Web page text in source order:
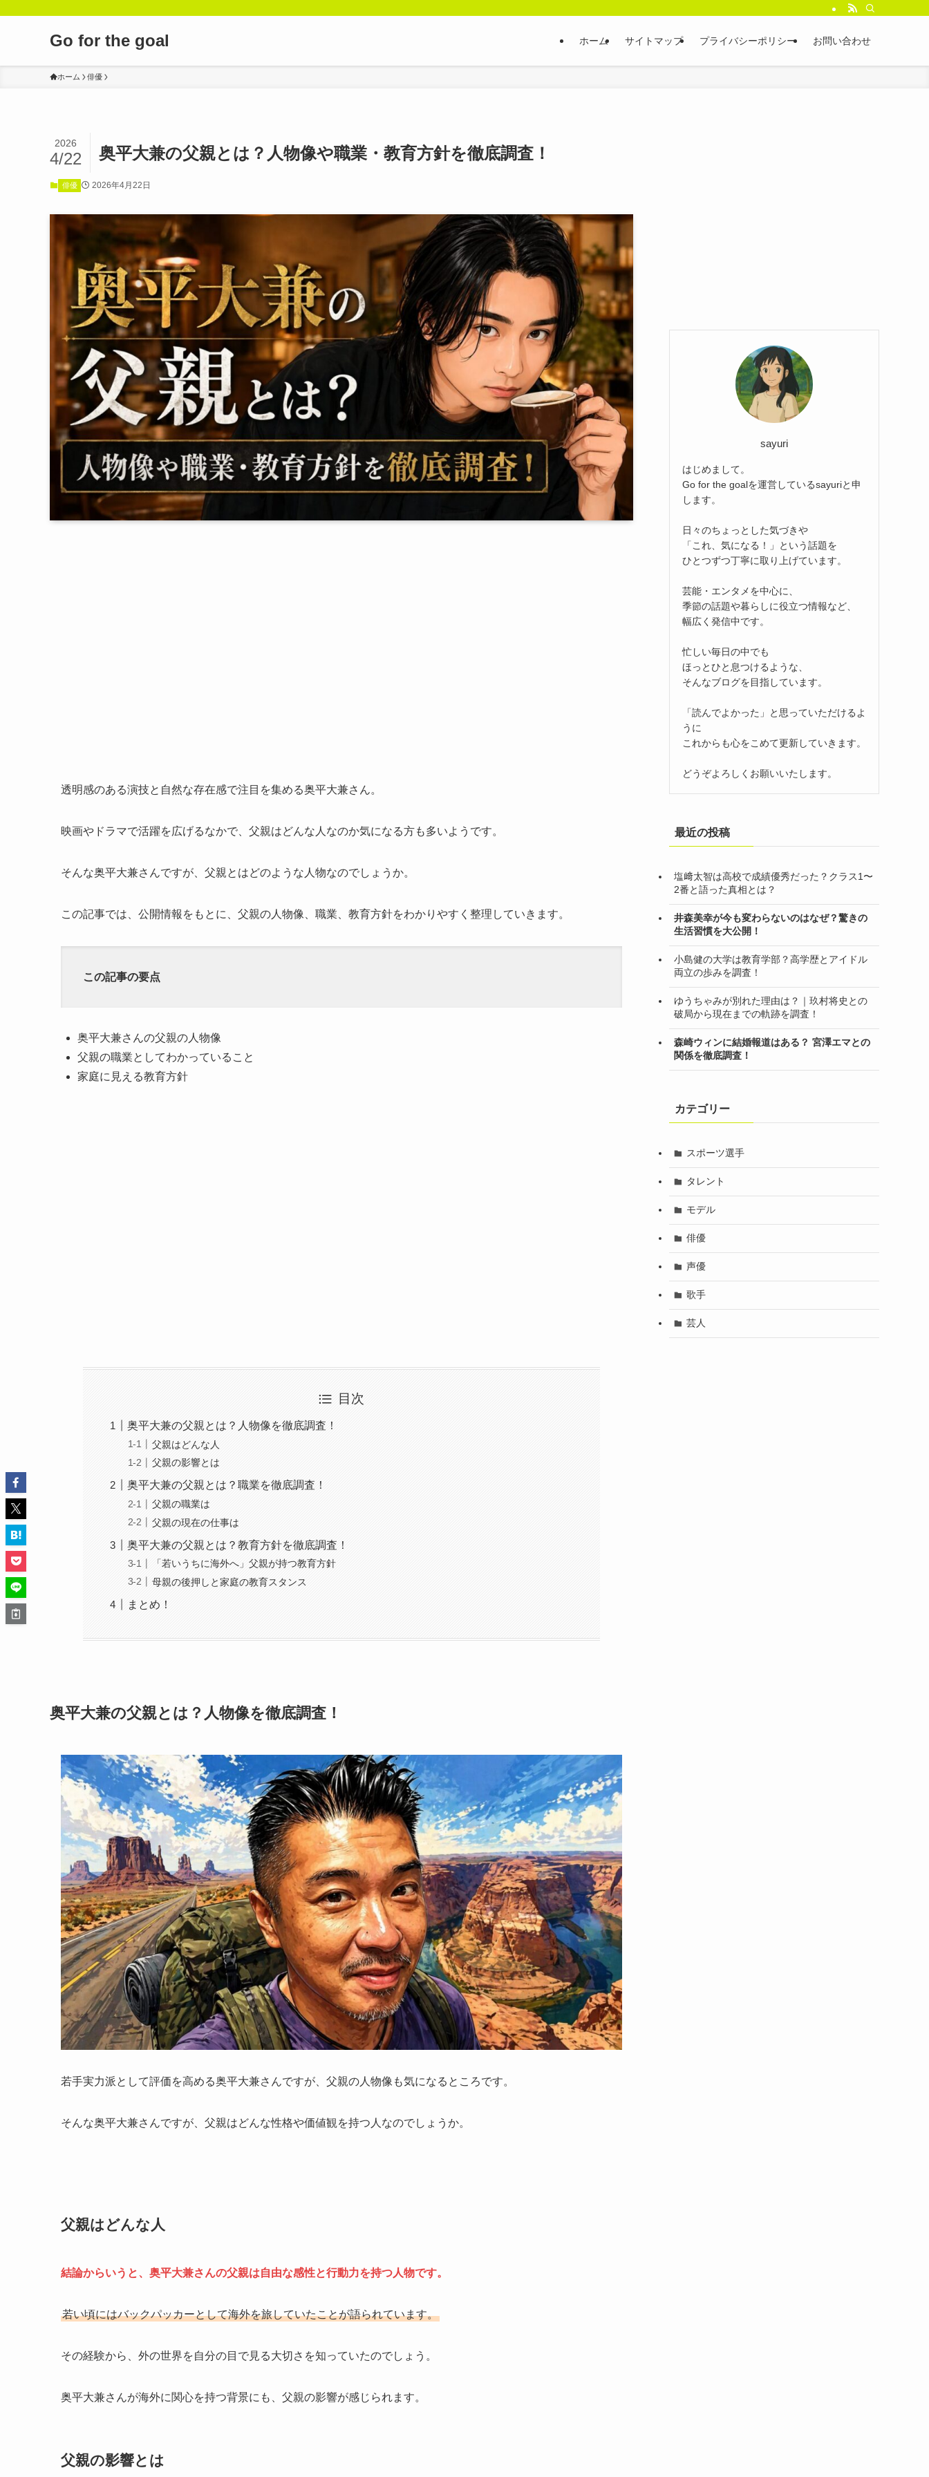
Go for the goal ホーム サイトマップ プライバシーポリシー お問い合わせ
ホーム 俳優
奥平大兼の父親とは？人物像や職業・教育方針を徹底調査！
2026
4/22
俳優 2026年4月22日
透明感のある演技と自然な存在感で注目を集める奥平大兼さん。
映画やドラマで活躍を広げるなかで、父親はどんな人なのか気になる方も多いようです。
そんな奥平大兼さんですが、父親とはどのような人物なのでしょうか。
この記事では、公開情報をもとに、父親の人物像、職業、教育方針をわかりやすく整理していきます。
この記事の要点
奥平大兼さんの父親の人物像
父親の職業としてわかっていること
家庭に見える教育方針
目次
奥平大兼の父親とは？人物像を徹底調査！
父親はどんな人
父親の影響とは
奥平大兼の父親とは？職業を徹底調査！
父親の職業は
父親の現在の仕事は
奥平大兼の父親とは？教育方針を徹底調査！
「若いうちに海外へ」父親が持つ教育方針
母親の後押しと家庭の教育スタンス
まとめ！
奥平大兼の父親とは？人物像を徹底調査！
若手実力派として評価を高める奥平大兼さんですが、父親の人物像も気になるところです。
そんな奥平大兼さんですが、父親はどんな性格や価値観を持つ人なのでしょうか。
父親はどんな人
結論からいうと、奥平大兼さんの父親は自由な感性と行動力を持つ人物です。
若い頃にはバックパッカーとして海外を旅していたことが語られています。
その経験から、外の世界を自分の目で見る大切さを知っていたのでしょう。
奥平大兼さんが海外に関心を持つ背景にも、父親の影響が感じられます。
父親の影響とは
sayuri
はじめまして。
Go for the goalを運営しているsayuriと申
します。
日々のちょっとした気づきや
「これ、気になる！」という話題を
ひとつずつ丁寧に取り上げています。
芸能・エンタメを中心に、
季節の話題や暮らしに役立つ情報など、
幅広く発信中です。
忙しい毎日の中でも
ほっとひと息つけるような、
そんなブログを目指しています。
「読んでよかった」と思っていただけるよ
うに
これからも心をこめて更新していきます。
どうぞよろしくお願いいたします。
最近の投稿
塩﨑太智は高校で成績優秀だった？クラス1〜
2番と語った真相とは？
井森美幸が今も変わらないのはなぜ？驚きの
生活習慣を大公開！
小島健の大学は教育学部？高学歴とアイドル
両立の歩みを調査！
ゆうちゃみが別れた理由は？｜玖村将史との
破局から現在までの軌跡を調査！
森崎ウィンに結婚報道はある？ 宮澤エマとの
関係を徹底調査！
カテゴリー
スポーツ選手
タレント
モデル
俳優
声優
歌手
芸人